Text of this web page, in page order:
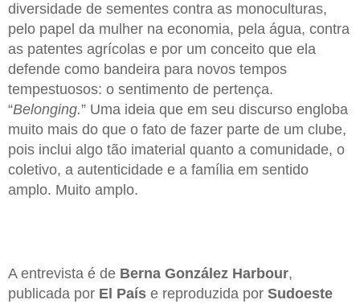
diversidade de sementes contra as monoculturas,
pelo papel da mulher na economia, pela água, contra
as patentes agrícolas e por um conceito que ela
defende como bandeira para novos tempos
tempestuosos: o sentimento de pertença.
“Belonging.” Uma ideia que em seu discurso engloba
muito mais do que o fato de fazer parte de um clube,
pois inclui algo tão imaterial quanto a comunidade, o
coletivo, a autenticidade e a família em sentido
amplo. Muito amplo.
A entrevista é de Berna González Harbour,
publicada por El País e reproduzida por Sudoeste